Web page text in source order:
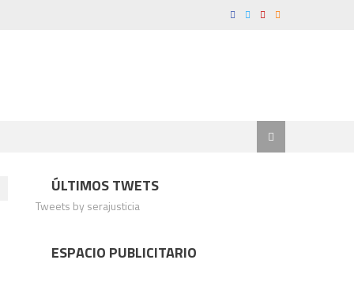
ÚLTIMOS TWETS
Tweets by serajusticia
ESPACIO PUBLICITARIO